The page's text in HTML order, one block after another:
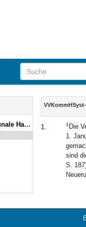
der Kameralistik
Inhalt
1. 1 Die
1.
sind
S.